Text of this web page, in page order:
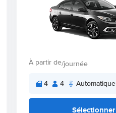
À partir de/journée
4 4 Automatique
Sélectionner